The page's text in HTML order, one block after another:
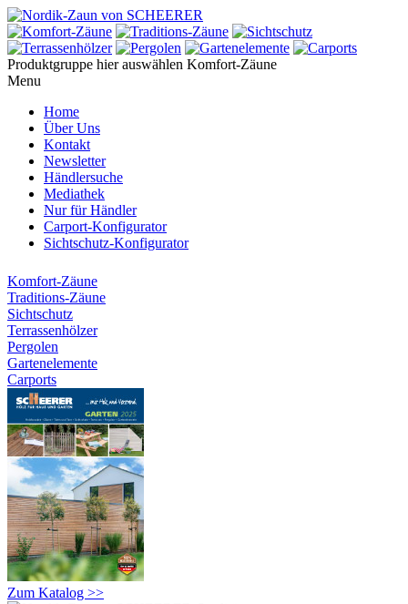
Produktgruppe hier auswählen Komfort-Zäune
Menu
Home
Über Uns
Kontakt
Newsletter
Händlersuche
Mediathek
Nur für Händler
Carport-Konfigurator
Sichtschutz-Konfigurator
Komfort-Zäune
Traditions-Zäune
Sichtschutz
Terrassenhölzer
Pergolen
Gartenelemente
Carports
Zum Katalog >>